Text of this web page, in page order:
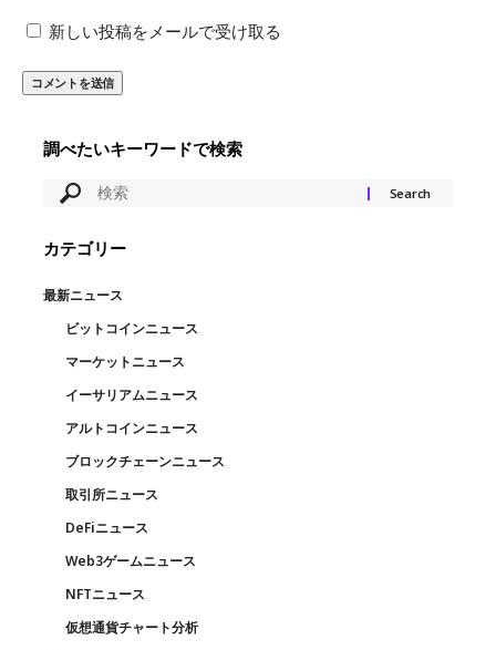
新しい投稿をメールで受け取る
調べたいキーワードで検索
カテゴリー
最新ニュース
ビットコインニュース
マーケットニュース
イーサリアムニュース
アルトコインニュース
ブロックチェーンニュース
取引所ニュース
DeFiニュース
Web3ゲームニュース
NFTニュース
仮想通貨チャート分析